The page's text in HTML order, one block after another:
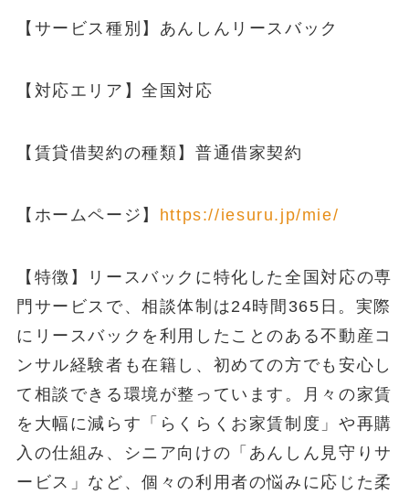
【サービス種別】あんしんリースバック
【対応エリア】全国対応
【賃貸借契約の種類】普通借家契約
【ホームページ】 https://iesuru.jp/mie/
【特徴】リースバックに特化した全国対応の専
門サービスで、相談体制は24時間365日。実際
にリースバックを利用したことのある不動産コ
ンサル経験者も在籍し、初めての方でも安心し
て相談できる環境が整っています。月々の家賃
を大幅に減らす「らくらくお家賃制度」や再購
入の仕組み、シニア向けの「あんしん見守りサ
ービス」など、個々の利用者の悩みに応じた柔